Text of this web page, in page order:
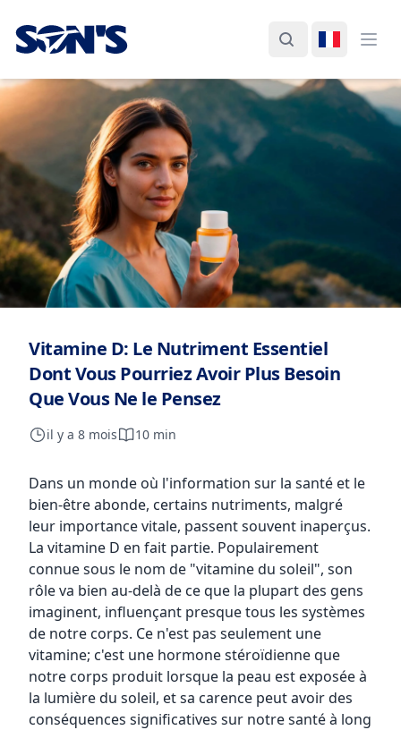
Laboratorios Química Son's
Rechercher
Changer
Vitamine D: Le Nutriment Essentiel
Dont Vous Pourriez Avoir Plus Besoin
Que Vous Ne le Pensez
il y a 8 mois 10 min
Dans un monde où l'information sur la santé et le
bien-être abonde, certains nutriments, malgré
leur importance vitale, passent souvent inaperçus.
La vitamine D en fait partie. Populairement
connue sous le nom de "vitamine du soleil", son
rôle va bien au-delà de ce que la plupart des gens
imaginent, influençant presque tous les systèmes
de notre corps. Ce n'est pas seulement une
vitamine; c'est une hormone stéroïdienne que
notre corps produit lorsque la peau est exposée à
la lumière du soleil, et sa carence peut avoir des
conséquences significatives sur notre santé à long